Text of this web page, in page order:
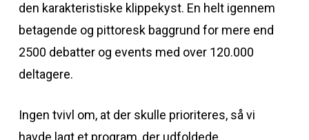
den karakteristiske klippekyst. En helt igennem
betagende og pittoresk baggrund for mere end
2500 debatter og events med over 120.000
deltagere.
Ingen tvivl om, at der skulle prioriteres, så vi